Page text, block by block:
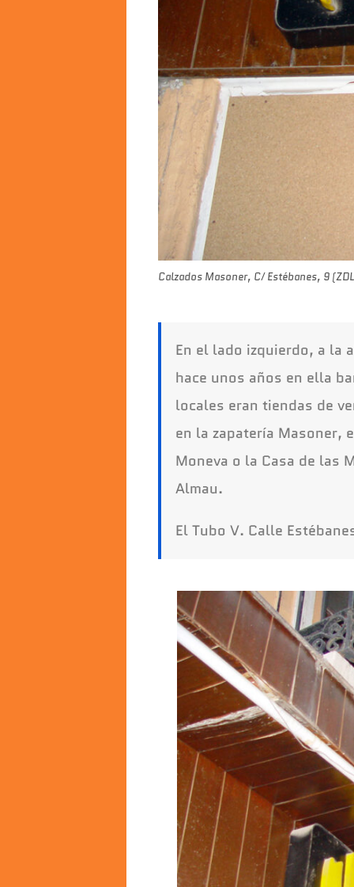
Calzados Masoner, C/ Estébanes, 9
En el lado izquierdo, a la
hace unos años en ella
locales eran tiendas de
en la zapatería Masoner,
Moneva o la Casa de las
Almau.
El Tubo V. Calle